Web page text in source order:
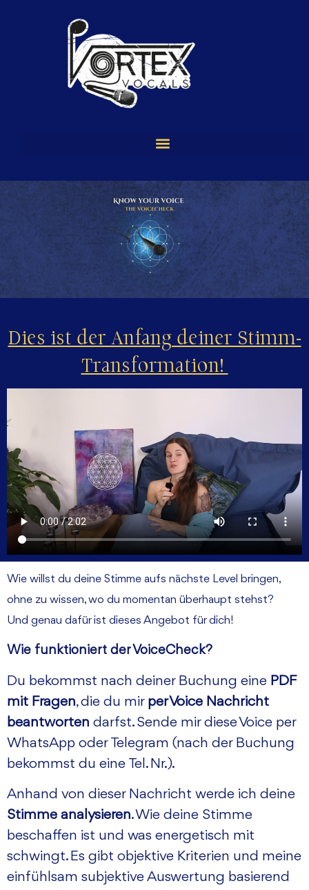
Dies ist der Anfang deiner Stimm-
Transformation!
Wie willst du deine Stimme aufs nächste Level bringen,
ohne zu wissen, wo du momentan überhaupt stehst?
Und genau dafür ist dieses Angebot für dich!
Wie funktioniert der VoiceCheck?
Du bekommst nach deiner Buchung eine PDF
mit Fragen, die du mir per Voice Nachricht
beantworten darfst. Sende mir diese Voice per
WhatsApp oder Telegram (nach der Buchung
bekommst du eine Tel. Nr.).
Anhand von dieser Nachricht werde ich deine
Stimme analysieren. Wie deine Stimme
beschaffen ist und was energetisch mit
schwingt. Es gibt objektive Kriterien und meine
einfühlsam subjektive Auswertung basierend